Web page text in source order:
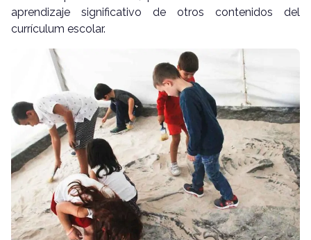
aprendizaje significativo de otros contenidos del
currículum escolar.